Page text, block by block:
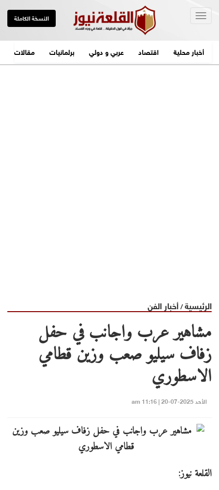
النسخة الكاملة
أخبار محلية اقتصاد عربي و دولي برلمانيات مقالات
الرئيسية/أخبار الفن
مشاهير عرب واجانب في حفل
زفاف سيليو صعب وزين قطامي
الاسطوري
الأحد 2025-07-20 | 11:16 am
القلعة نيوز: